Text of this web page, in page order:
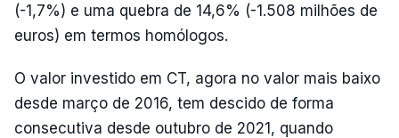
(-1,7%) e uma quebra de 14,6% (-1.508 milhões de
euros) em termos homólogos.
O valor investido em CT, agora no valor mais baixo
desde março de 2016, tem descido de forma
consecutiva desde outubro de 2021, quando